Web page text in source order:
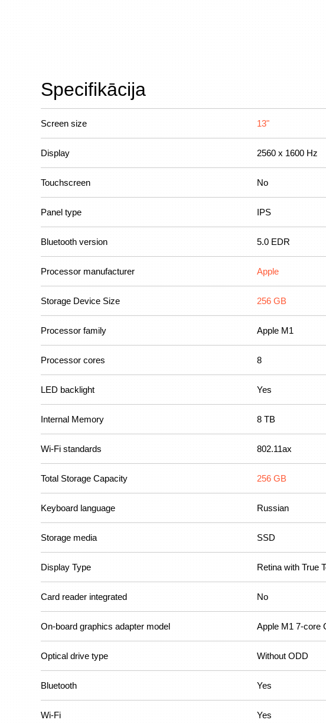
Specifikācija
Screen size 13"
Display 2560 x 1600 Hz
Touchscreen No
Panel type IPS
Bluetooth version 5.0 EDR
Processor manufacturer Apple
Storage Device Size 256 GB
Processor family Apple M1
Processor cores 8
LED backlight Yes
Internal Memory 8 TB
Wi-Fi standards 802.11ax
Total Storage Capacity 256 GB
Keyboard language Russian
Storage media SSD
Display Type Retina with True
Card reader integrated No
On-board graphics adapter model Apple M1 7-core
Optical drive type Without ODD
Bluetooth Yes
Wi-Fi Yes